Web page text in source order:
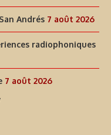
Andrés 7 août 2026
radiophoniques
7 août 2026